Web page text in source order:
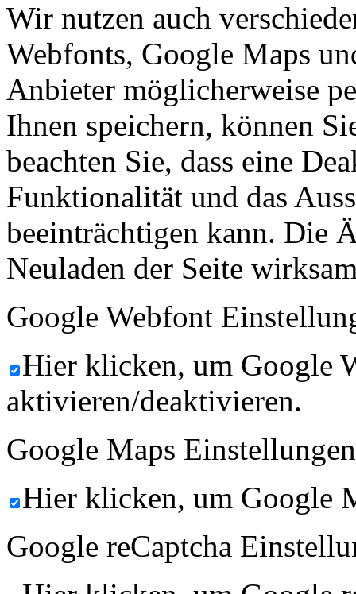
Wir nutzen auch
Webfonts, Google Maps
Anbieter möglicherweise
Ihnen speichern, können
beachten Sie, dass eine
Funktionalität und das
beeinträchtigen kann. Die
Neuladen der Seite
Google Webfont
Hier klicken, um Google
aktivieren/deaktivieren.
Google Maps
Hier klicken, um Google
Google reCaptcha